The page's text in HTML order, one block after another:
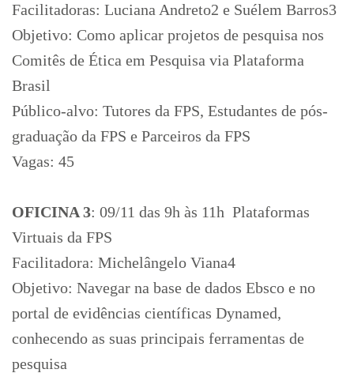
Facilitadoras: Luciana Andreto2 e Suélem Barros3
Objetivo: Como aplicar projetos de pesquisa nos
Comitês de Ética em Pesquisa via Plataforma
Brasil
Público-alvo: Tutores da FPS, Estudantes de pós-
graduação da FPS e Parceiros da FPS
Vagas: 45
OFICINA 3: 09/11 das 9h às 11h  Plataformas
Virtuais da FPS
Facilitadora: Michelângelo Viana4
Objetivo: Navegar na base de dados Ebsco e no
portal de evidências científicas Dynamed,
conhecendo as suas principais ferramentas de
pesquisa